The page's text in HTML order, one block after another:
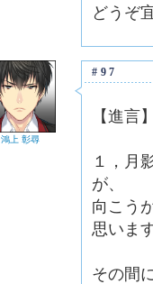
どうぞ
鴻上 彰尋
#97
【進言
１，月
が、
向こう
思いま
その間